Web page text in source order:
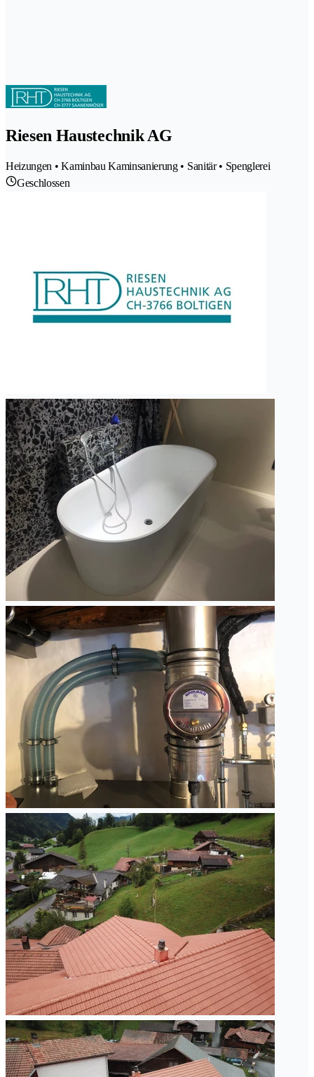
Riesen Haustechnik AG
Heizungen • Kaminbau Kaminsanierung • Sanitär • Spenglerei
Geschlossen